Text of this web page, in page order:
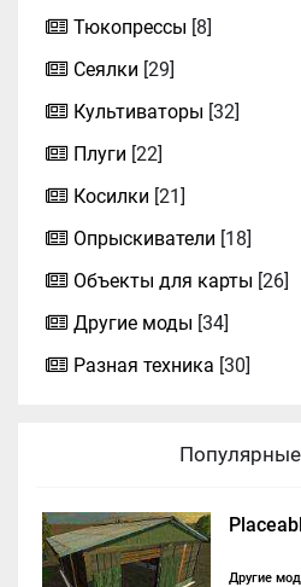
Тюкопрессы [8]
Сеялки [29]
Культиваторы [32]
Плуги [22]
Косилки [21]
Опрыскиватели [18]
Объекты для карты [26]
Другие моды [34]
Разная техника [30]
Другие